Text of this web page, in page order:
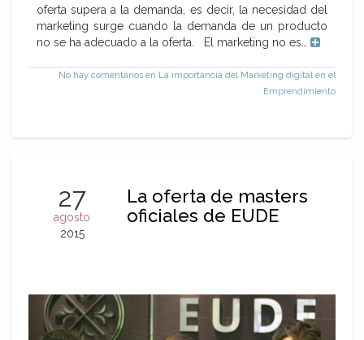
oferta supera a la demanda, es decir, la necesidad del
marketing surge cuando la demanda de un producto
no se ha adecuado a la oferta. El marketing no es…
No hay comentarios en La importancia del Marketing digital en el
Emprendimiento
27
agosto
2015
La oferta de masters
oficiales de EUDE